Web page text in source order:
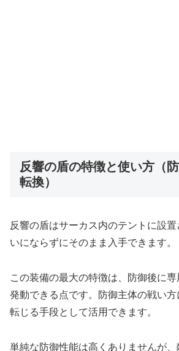
反響の盾の特徴と使い方（
転換）
反響の盾はサーカス内のテントに設
いにならずにそのまま入手できます。
この装備の最大の特徴は、防御後に
発動できる点です。防御主体の戦い
転じる手段として活用できます。
単純な防御性能は高くありませんが